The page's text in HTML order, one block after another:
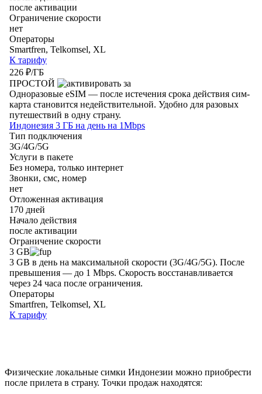
Физические локальные симки Индонезии можно приобрести
после прилета в страну. Точки продаж находятся: